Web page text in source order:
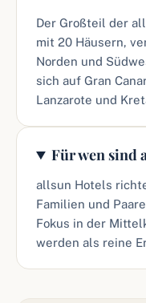
Der Großteil der
mit 20 Häusern,
Norden und
sich auf Gran
Lanzarote und
Für wen sind
allsun Hotels
Familien und
Fokus in der
werden als reine